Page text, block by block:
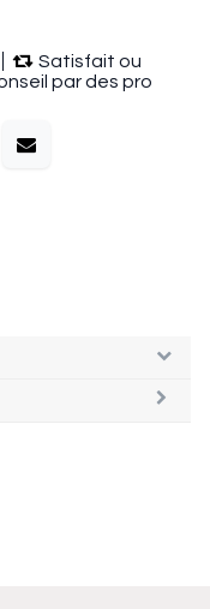
Satisfait ou
par des pro